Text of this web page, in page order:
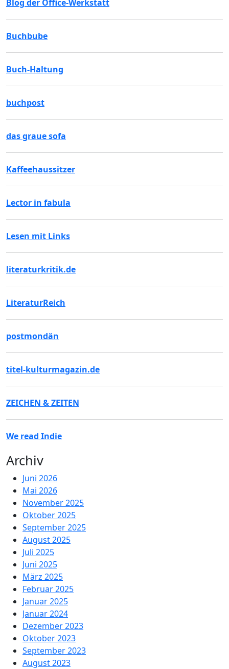
Blog der Office-Werkstatt
Buchbube
Buch-Haltung
buchpost
das graue sofa
Kaffeehaussitzer
Lector in fabula
Lesen mit Links
literaturkritik.de
LiteraturReich
postmondän
titel-kulturmagazin.de
ZEICHEN & ZEITEN
We read Indie
Archiv
Juni 2026
Mai 2026
November 2025
Oktober 2025
September 2025
August 2025
Juli 2025
Juni 2025
März 2025
Februar 2025
Januar 2025
Januar 2024
Dezember 2023
Oktober 2023
September 2023
August 2023